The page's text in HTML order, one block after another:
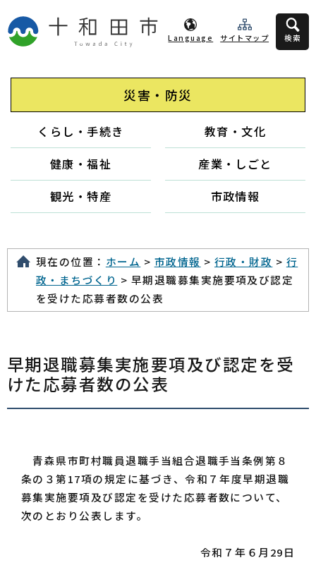
Language サイトマップ 検索
災害・防災
くらし・手続き
教育・文化
健康・福祉
産業・しごと
観光・特産
市政情報
現在の位置： ホーム > 市政情報 > 行政・財政 > 行
政・まちづくり > 早期退職募集実施要項及び認定
を受けた応募者数の公表
早期退職募集実施要項及び認定を受
けた応募者数の公表
青森県市町村職員退職手当組合退職手当条例第８
条の３第17項の規定に基づき、令和７年度早期退職
募集実施要項及び認定を受けた応募者数について、
次のとおり公表します。
令和７年６月29日